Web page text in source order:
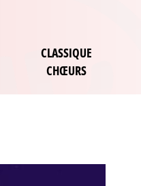
CLASSIQUE
CHŒURS